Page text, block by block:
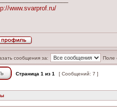
www.svarprof.ru/
сообщения за: Поле
Страница 1 из 1 [ Сообщений: 7 ]